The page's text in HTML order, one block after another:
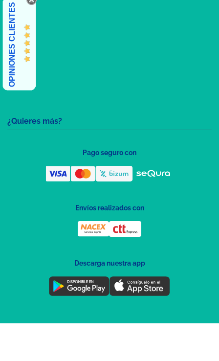
¿Quieres más?
OPINIONES CLIENTES
Pago seguro con
Envíos realizados con
Descarga nuestra app